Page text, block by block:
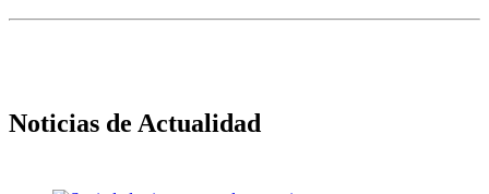
Noticias de Actualidad